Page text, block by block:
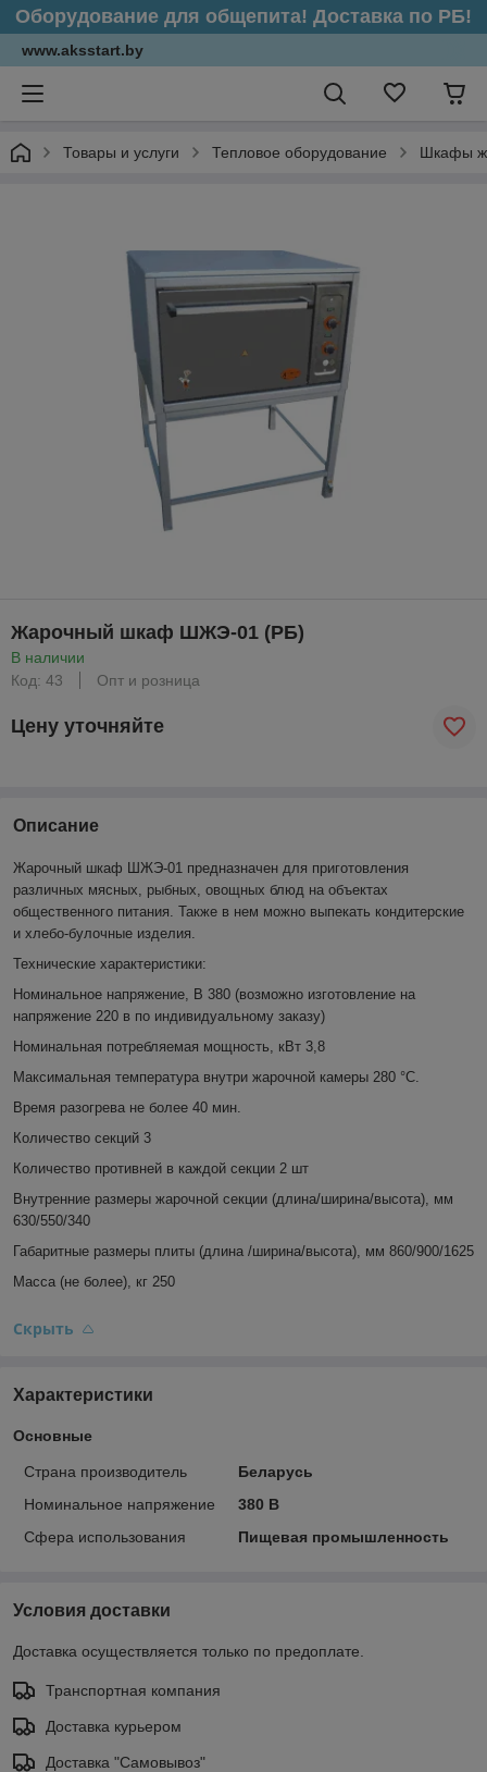
Оборудование для общепита! Доставка по РБ!
www.aksstart.by
Товары и услуги Тепловое оборудование Шкафы
Жарочный шкаф ШЖЭ-01 (РБ)
В наличии
Код: 43
Опт и розница
Цену уточняйте
Описание
Жарочный шкаф ШЖЭ-01
предназначен для приготовления
различных мясных, рыбных, овощных блюд на объектах
общественного питания. Также в нем можно выпекать кондитерские
и хлебо-булочные изделия.
Технические характеристики:
Номинальное напряжение, В 380 (возможно изготовление на
напряжение 220 в по индивидуальному заказу)
Номинальная потребляемая мощность, кВт 3,8
Максимальная температура внутри жарочной камеры 280 °C.
Время разогрева не более 40 мин.
Количество секций 3
Количество противней в каждой секции 2 шт
Внутренние размеры жарочной секции (длина/ширина/высота), мм
630/550/340
Габаритные размеры плиты (длина /ширина/высота), мм 860/900/1625
Масса (не более), кг 250
Скрыть
Характеристики
Основные
Страна производитель
Беларусь
Номинальное напряжение
380 В
Сфера использования
Пищевая промышленность
Условия доставки
Доставка осуществляется только по предоплате.
Транспортная компания
Доставка курьером
Доставка "Самовывоз"